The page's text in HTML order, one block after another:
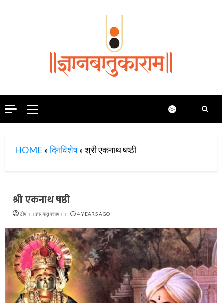
Primary
Menu
HOME »दिनविशेष»श्री एकनाथ षष्ठी
श्री एकनाथ षष्ठी
टीम ।।ज्ञानबातुकाराम।। 4 YEARS AGO